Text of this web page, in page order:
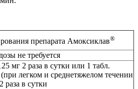
препарата Амоксиклав®
не требуется
мг 2 раза в сутки или 1 табл.
легком и среднетяжелом течении
раза в сутки